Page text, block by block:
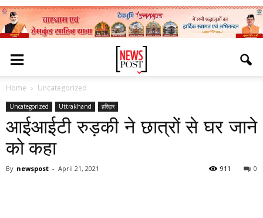
Home Uncategorized
Uncategorized Uttrakhand हरिद्वार
आईआईटी रुड़की ने छात्रों से घर जाने
को कहा
By newspost - April 21, 2021 0
911